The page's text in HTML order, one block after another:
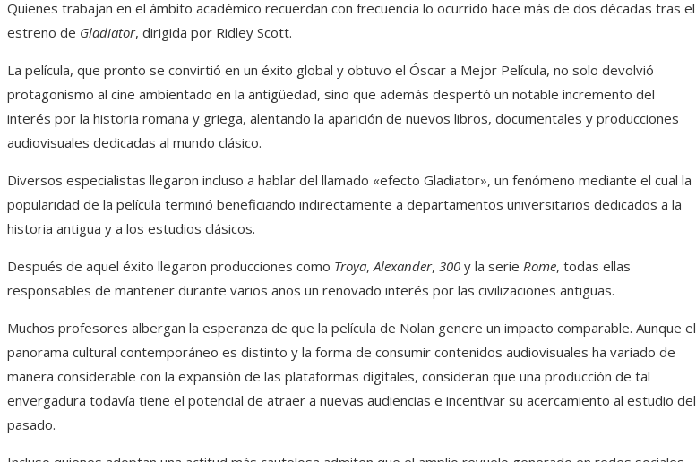
Quienes trabajan en el ámbito académico recuerdan con frecuencia lo ocurrido hace más de dos décadas tras el
estreno de Gladiator, dirigida por Ridley Scott.
La película, que pronto se convirtió en un éxito global y obtuvo el Óscar a Mejor Película, no solo devolvió
protagonismo al cine ambientado en la antigüedad, sino que además despertó un notable incremento del
interés por la historia romana y griega, alentando la aparición de nuevos libros, documentales y producciones
audiovisuales dedicadas al mundo clásico.
Diversos especialistas llegaron incluso a hablar del llamado «efecto Gladiator», un fenómeno mediante el cual la
popularidad de la película terminó beneficiando indirectamente a departamentos universitarios dedicados a la
historia antigua y a los estudios clásicos.
Después de aquel éxito llegaron producciones como Troya,Alexander, 300 y la serie Rome, todas ellas
responsables de mantener durante varios años un renovado interés por las civilizaciones antiguas.
Muchos profesores albergan la esperanza de que la película de Nolan genere un impacto comparable. Aunque el
panorama cultural contemporáneo es distinto y la forma de consumir contenidos audiovisuales ha variado de
manera considerable con la expansión de las plataformas digitales, consideran que una producción de tal
envergadura todavía tiene el potencial de atraer a nuevas audiencias e incentivar su acercamiento al estudio del
pasado.